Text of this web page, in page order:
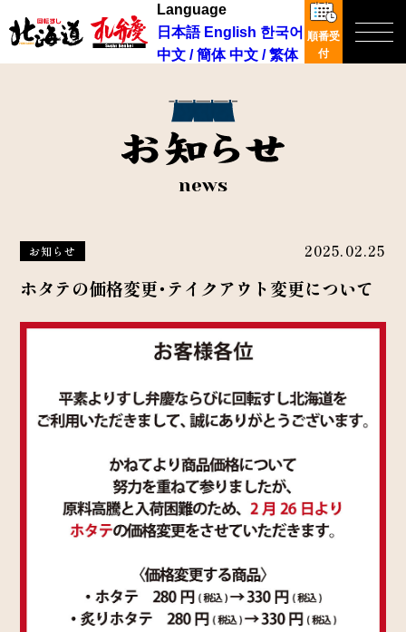
Language
日本語 English 한국어
中文 / 簡体 中文 / 繁体
順番受
付
news
お知らせ 2025.02.25
ホタテの価格変更・テイクアウト変更について